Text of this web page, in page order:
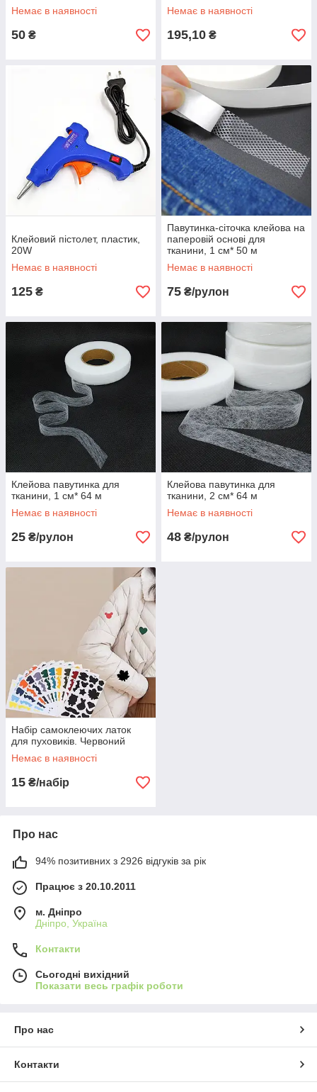
Немає в наявності
50 ₴
Немає в наявності
195,10 ₴
Клейовий пістолет, пластик,
20W
Немає в наявності
125 ₴
Павутинка-сіточка клейова на
паперовій основі для
тканини, 1 см* 50 м
Немає в наявності
75 ₴/рулон
Клейова павутинка для
тканини, 1 см* 64 м
Немає в наявності
25 ₴/рулон
Клейова павутинка для
тканини, 2 см* 64 м
Немає в наявності
48 ₴/рулон
Набір самоклеючих латок
для пуховиків. Червоний
Немає в наявності
15 ₴/набір
Про нас
94% позитивних з 2926 відгуків за рік
Працює з 20.10.2011
м. Дніпро
Дніпро, Україна
Контакти
Сьогодні вихідний
Показати весь графік роботи
Про нас
Контакти